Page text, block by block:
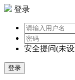
登录
安全提问(未
登录